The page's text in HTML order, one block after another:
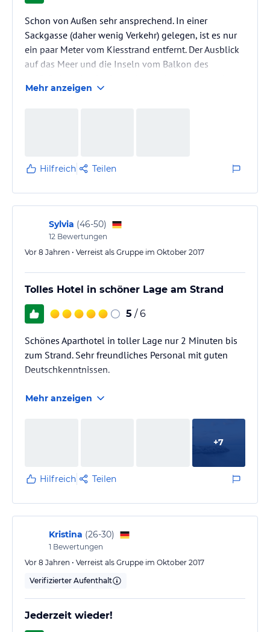
Schon von Außen sehr ansprechend. In einer
Sackgasse (daher wenig Verkehr) gelegen, ist es nur
ein paar Meter vom Kiesstrand entfernt. Der Ausblick
auf das Meer und die Inseln vom Balkon des
unbezahlbar.
Zimmer gebracht. Das ganze Hotel ist freundlich, hell
einfach den Aufzug.…
Mehr anzeigen
Hilfreich Teilen
Sylvia (46-50)
12 Bewertungen
Vor 8 Jahren • Verreist als Gruppe im Oktober 2017
Tolles Hotel in schöner Lage am Strand
5 / 6
Schönes Aparthotel in toller Lage nur 2 Minuten bis
zum Strand. Sehr freundliches Personal mit guten
Deutschkenntnissen.
Mehr anzeigen
+7
Hilfreich Teilen
Kristina (26-30)
1 Bewertungen
Vor 8 Jahren • Verreist als Gruppe im Oktober 2017
Verifizierter Aufenthalt
Jederzeit wieder!